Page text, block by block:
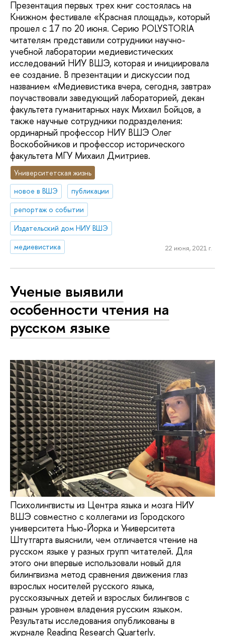
Презентация первых трех книг состоялась на
Книжном фестивале «Красная площадь», который
прошел с 17 по 20 июня. Серию POLYSTORIA
читателям представили сотрудники научно-
учебной лаборатории медиевистических
исследований НИУ ВШЭ, которая и инициировала
ее создание. В презентации и дискуссии под
названием «Медиевистика вчера, сегодня, завтра»
поучаствовали заведующий лабораторией, декан
факультета гуманитарных наук Михаил Бойцов, а
также научные сотрудники подразделения:
ординарный профессор НИУ ВШЭ Олег
Воскобойников и профессор исторического
факультета МГУ Михаил Дмитриев.
Университетская жизнь
новое в ВШЭ
публикации
репортаж о событии
Издательский дом НИУ ВШЭ
медиевистика
22 июня, 2021 г.
Ученые выявили
особенности чтения на
русском языке
Психолингвисты из Центра языка и мозга НИУ
ВШЭ совместно с коллегами из Городского
университета Нью-Йорка и Университета
Штутгарта выяснили, чем отличается чтение на
русском языке у разных групп читателей. Для
этого они впервые использовали новый для
билингвизма метод сравнения движения глаз
взрослых носителей русского языка,
русскоязычных детей и взрослых билингвов с
разным уровнем владения русским языком.
Результаты исследования опубликованы в
журнале Reading Research Quarterly.